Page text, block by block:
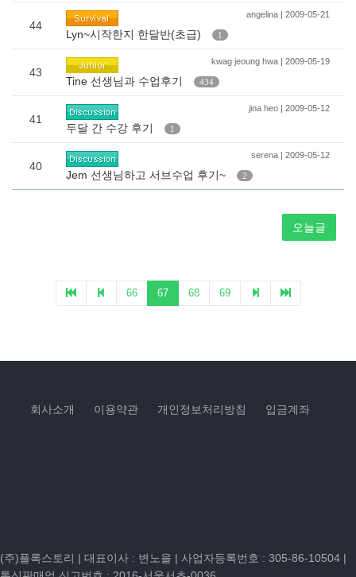
회사소개 이용약관 개인정보처리방침 입금계좌
(주)플록스토리 | 대표이사 : 변노을 | 사업자등록번호 : 305-86-10504 |